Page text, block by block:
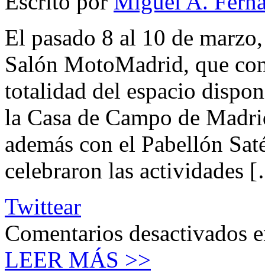
El pasado 8 al 10 de
Salón MotoMadrid, que
totalidad del espacio
la Casa de Campo de
además con el Pabellón
celebraron las actividades
Twittear
Comentarios desactivados
LEER MÁS >>